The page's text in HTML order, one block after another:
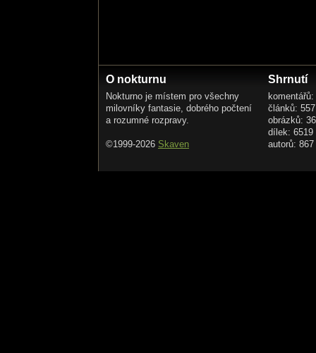
O nokturnu
Nokturno je místem pro všechny
milovníky fantasie, dobrého počtení
a rozumné rozpravy.
©1999-2026 Skaven
Shrnutí
článků: 557
obrázků:
dílek: 6519
autorů: 867